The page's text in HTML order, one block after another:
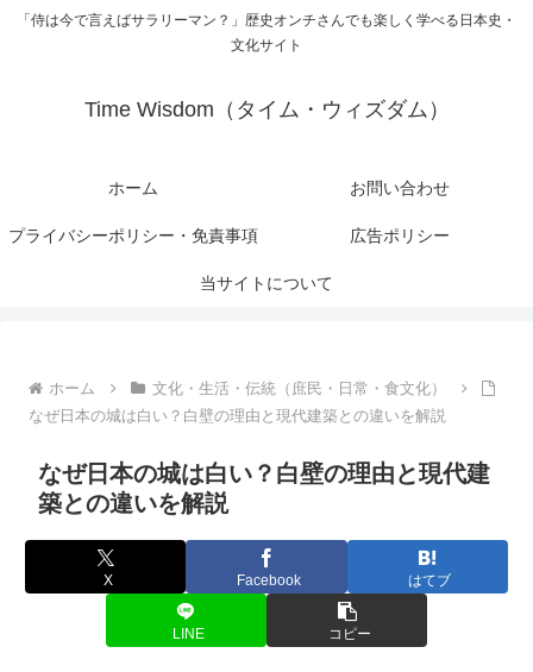
「侍は今で言えばサラリーマン？」歴史オンチさんでも楽しく学べる日本史・
文化サイト
Time Wisdom（タイム・ウィズダム）
ホーム お問い合わせ
プライバシーポリシー・免責事項 広告ポリシー
当サイトについて
ホーム
文化・生活・伝統（庶民・日常・食文化）
なぜ日本の城は白い？白壁の理由と現代建築との違いを解説
なぜ日本の城は白い？白壁の理由と現代建
築との違いを解説
X Facebook はてブ
LINE コピー